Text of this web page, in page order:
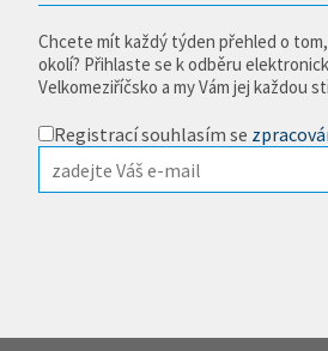
Chcete mít každý týden přehled o
okolí? Přihlaste se k odběru
Velkomeziříčsko a my Vám jej každou
Registrací souhlasím se